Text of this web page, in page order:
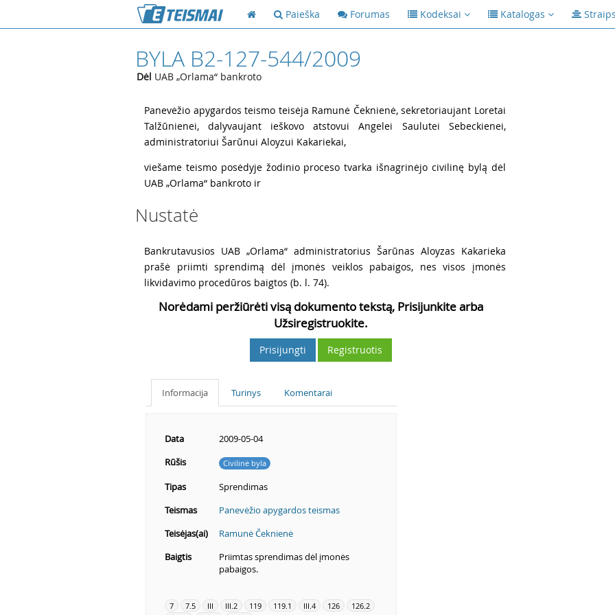
Paieška Forumas Kodeksai Katalogas
BYLA B2-127-544/2009
Dėl UAB „Orlama“ bankroto
Panevėžio apygardos teismo teisėja Ramunė Čeknienė, sekretoriaujant Loretai
Talžūnienei, dalyvaujant ieškovo atstovui Angelei Saulutei Sebeckienei,
administratoriui Šarūnui Aloyzui Kakariekai,
viešame teismo posėdyje žodinio proceso tvarka išnagrinėjo civilinę bylą dėl
UAB „Orlama“ bankroto ir
Nustatė
Bankrutavusios UAB „Orlama“ administratorius Šarūnas Aloyzas Kakarieka
prašė priimti sprendimą dėl įmonės veiklos pabaigos, nes visos įmonės
likvidavimo procedūros baigtos (b. l. 74).
Norėdami peržiūrėti visą dokumento tekstą, Prisijunkite arba
Užsiregistruokite.
Prisijungti Registruotis
Informacija Turinys Komentarai
Data
2009-05-04
Rūšis
Civilinė byla
Tipas
Sprendimas
Teismas
Panevėžio apygardos teismas
Teisėjas(ai)
Ramunė Čeknienė
Baigtis
Priimtas sprendimas dėl įmonės
pabaigos.
7 7.5 III III.2 119 119.1 III.4 126
126.2